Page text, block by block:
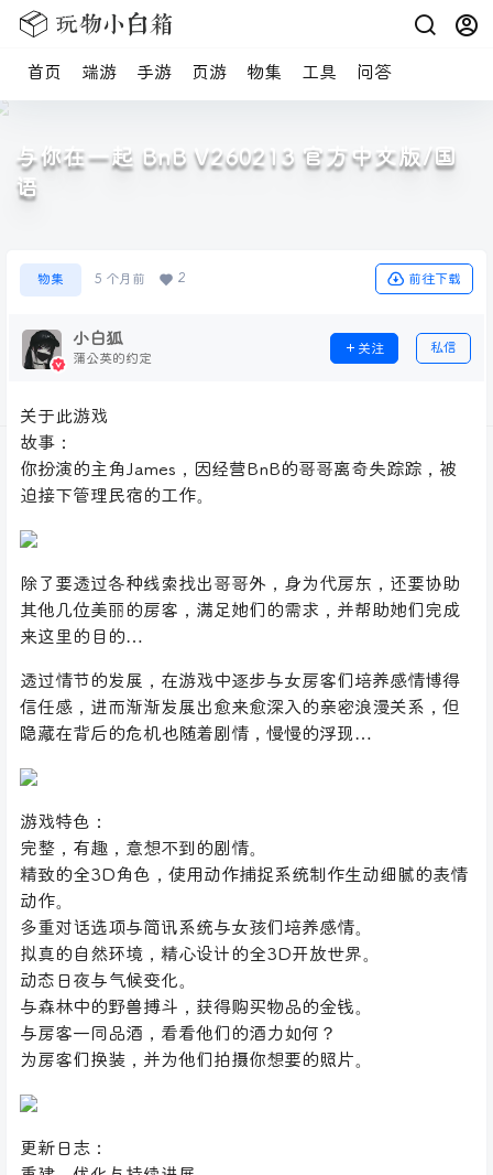
首页 端游 手游 页游 物集 工具 问答
与你在一起 BnB V260213 官方中文版/国
语
物集 5 个月前 2 前往下载
小白狐
蒲公英的约定
关注 私信
关于此游戏
故事：
你扮演的主角James，因经营BnB的哥哥离奇失踪踪，被
迫接下管理民宿的工作。
除了要透过各种线索找出哥哥外，身为代房东，还要协助
其他几位美丽的房客，满足她们的需求，并帮助她们完成
来这里的目的…
透过情节的发展，在游戏中逐步与女房客们培养感情博得
信任感，进而渐渐发展出愈来愈深入的亲密浪漫关系，但
隐藏在背后的危机也随着剧情，慢慢的浮现…
游戏特色：
完整，有趣，意想不到的剧情。
精致的全3D角色，使用动作捕捉系统制作生动细腻的表情
动作。
多重对话选项与简讯系统与女孩们培养感情。
拟真的自然环境，精心设计的全3D开放世界。
动态日夜与气候变化。
与森林中的野兽搏斗，获得购买物品的金钱。
与房客一同品酒，看看他们的酒力如何？
为房客们换装，并为他们拍摄你想要的照片。
更新日志：